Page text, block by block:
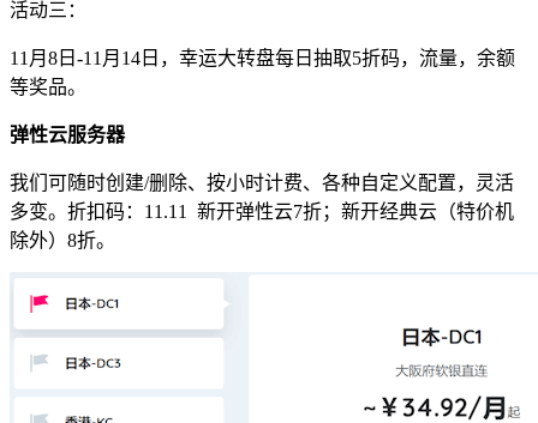
活动三：
11月8日-11月14日，幸运大转盘每日抽取5折码，流量，余额
等奖品。
弹性云服务器
我们可随时创建/删除、按小时计费、各种自定义配置，灵活
多变。折扣码： 11.11
新开弹性云7折；新开经典云（特价机
除外）8折。